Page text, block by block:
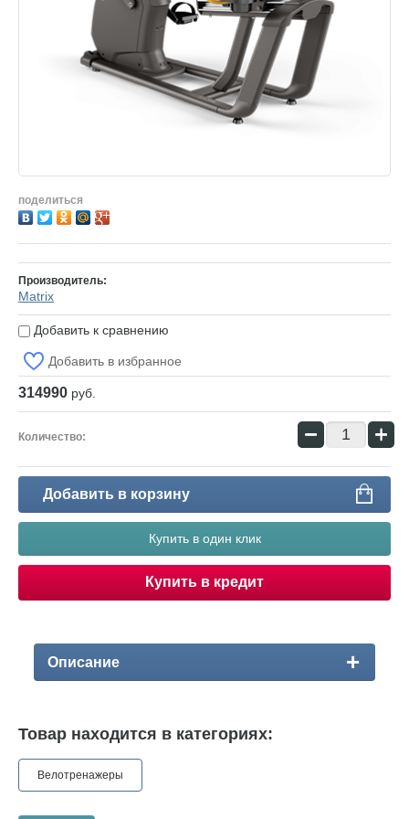
поделиться
Производитель:
Matrix
Добавить к сравнению
Добавить в избранное
314990 руб.
Количество: − +
Добавить в корзину
Купить в один клик
Купить в кредит
Описание
Товар находится в категориях:
Велотренажеры